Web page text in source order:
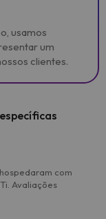
usamos
um
clientes.
com
Avaliações